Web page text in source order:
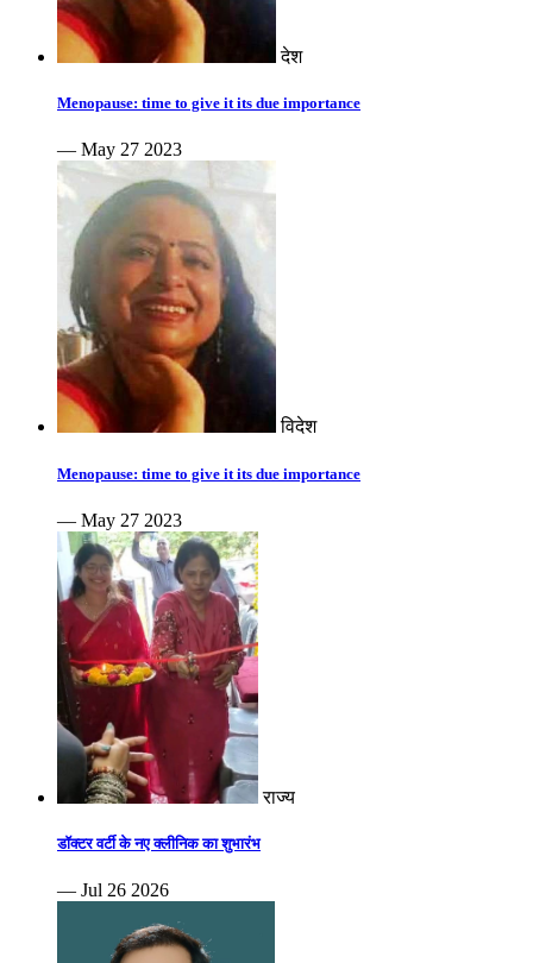
देश
Menopause: time to give it its due importance
— May 27 2023
विदेश
Menopause: time to give it its due importance
— May 27 2023
राज्य
डॉक्टर वर्टी के नए क्लीनिक का शुभारंभ
— Jul 26 2026